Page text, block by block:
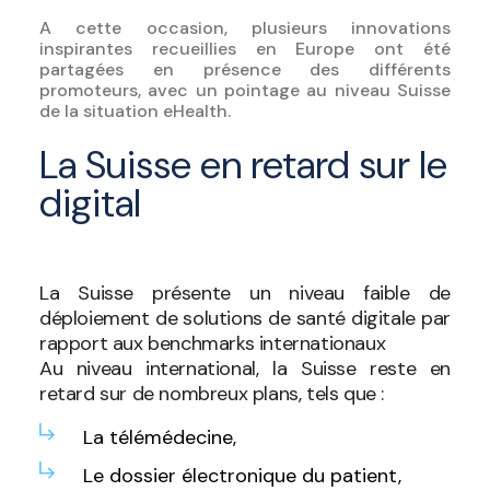
A cette occasion, plusieurs innovations
inspirantes recueillies en Europe ont été
partagées en présence des différents
promoteurs, avec un pointage au niveau Suisse
de la situation eHealth.
La Suisse en retard sur le
digital
La Suisse présente un niveau faible de
déploiement de solutions de santé digitale par
rapport aux benchmarks internationaux
Au niveau international, la Suisse reste en
retard sur de nombreux plans, tels que :
La télémédecine,
Le dossier électronique du patient,